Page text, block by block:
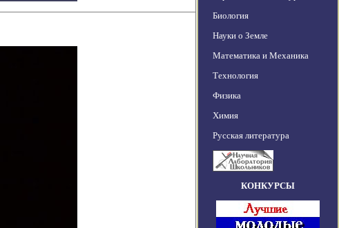
Биология
Науки о Земле
Математика и Механика
Технология
Физика
Химия
Русская литература
КОНКУРСЫ